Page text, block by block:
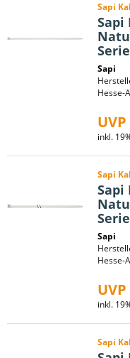
Sapi
Sapi
Sapi
Hesse-
UVP
inkl.
Sapi
Sapi
Sapi
Hesse-
UVP
inkl.
Sapi